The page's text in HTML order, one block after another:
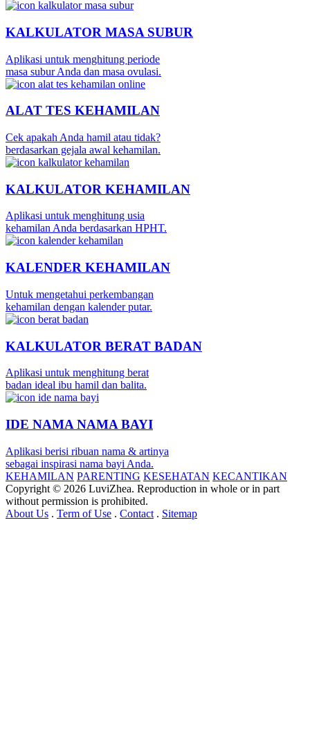
KALKULATOR MASA SUBUR
Aplikasi untuk menghitung periode
masa subur Anda dan masa ovulasi.
ALAT TES KEHAMILAN
Cek apakah Anda hamil atau tidak?
berdasarkan gejala awal kehamilan.
KALKULATOR KEHAMILAN
Aplikasi untuk menghitung usia
kehamilan Anda berdasarkan HPHT.
KALENDER KEHAMILAN
Untuk mengetahui perkembangan
kehamilan dengan kalender putar.
KALKULATOR BERAT BADAN
Aplikasi untuk menghitung berat
badan ideal ibu hamil dan balita.
IDE NAMA NAMA BAYI
Aplikasi berisi ribuan nama & artinya
sebagai inspirasi nama bayi Anda.
KEHAMILAN PARENTING KESEHATAN KECANTIKAN
Copyright © 2026 LuviZhea. Reproduction in whole or in part
without permission is prohibited.
About Us . Term of Use . Contact . Sitemap